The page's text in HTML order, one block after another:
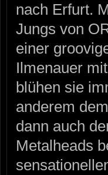
nach Erfurt.
Jungs von
einer
Ilmenauer
blühen sie
anderem
dann auch
Metalheads